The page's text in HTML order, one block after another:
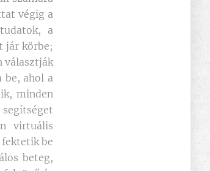
végig a
a
jár körbe;
választják
be, ahol a
minden
virtuális
be
beteg,